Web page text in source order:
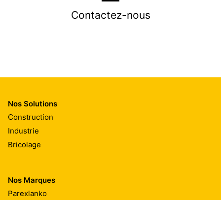
Contactez-nous
Nos Solutions
Construction
Industrie
Bricolage
Nos Marques
Parexlanko